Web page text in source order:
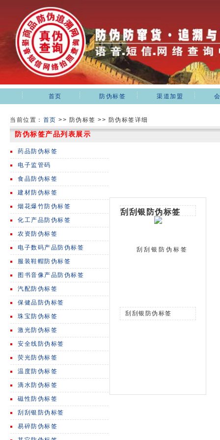
首页 防伪标签 渠道加盟
当前位置： 首页 >> 防伪标签 >> 防伪标签详细
防伪标签产品列表展示
药品防伪标签
电子监管码
食品防伪标签
建材防伪标签
烟花爆竹防伪标签
化工产品防伪标签
农资防伪标签
电子数码产品防伪标签
服装鞋帽防伪标签
图书音像产品防伪标签
汽配防伪标签
保健品防伪标签
珠宝防伪标签
激光防伪标签
安全线防伪标签
荧光防伪标签
温度防伪标签
滴水防伪标签
磁性防伪标签
刮刮银防伪标签
易碎防伪标签
刮刮银防伪标签
刮刮银防伪标签
刮刮银防伪标签